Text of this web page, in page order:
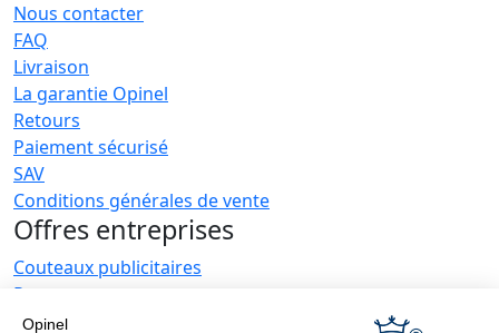
Opinel
Nous contacter
FAQ
Livraison
La garantie Opinel
Retours
Paiement sécurisé
SAV
Conditions générales de vente
Offres entreprises
Couteaux publicitaires
Restaurateurs
Opinel News